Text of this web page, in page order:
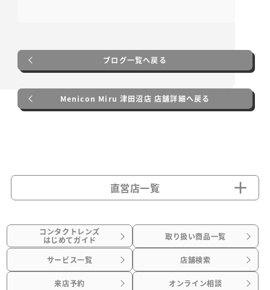
ブログ一覧へ戻る
Menicon Miru 津田沼店 店舗詳細へ戻る
直営店一覧
コンタクトレンズ
はじめてガイド 取り扱い商品一覧
サービス一覧 店舗検索
来店予約 オンライン相談